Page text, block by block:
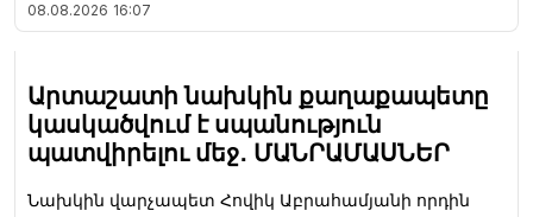
08.08.2026 16:07
Արտաշատի նախկին քաղաքապետը
կասկածվում է սպանություն
պատվիրելու մեջ․ ՄԱՆՐԱՄԱՍՆԵՐ
Նախկին վարչապետ Հովիկ Աբրահամյանի որդին